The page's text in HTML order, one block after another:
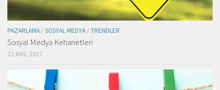
PAZARLAMA / SOSYAL MEDYA / TRENDLER
Sosyal Medya Kehanetleri
22 KAS, 2017